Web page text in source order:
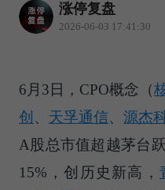
涨停复盘
2026-06-03 17:41:30
6月3日， CPO概念（
创 、 天孚通信、源杰
A股总市值超越茅台
15%，创历史新高，